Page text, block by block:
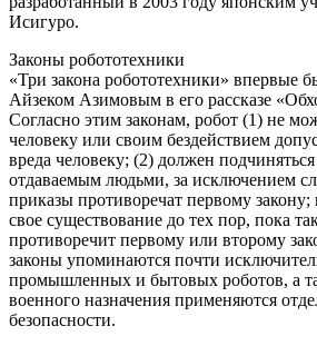
Исигуро.
Законы робототехники
«Три закона робототехники» впервые
Айзеком Азимовым в его рассказе
Согласно этим законам, робот (1) не
человеку или своим бездействием
вреда человеку; (2) должен
отдаваемым людьми, за исключением
приказы противоречат первому
свое существование до тех пор, пока
противоречит первому или второму
законы упоминаются почти
промышленных и бытовых роботов, а
военного назначения применяются
безопасности.